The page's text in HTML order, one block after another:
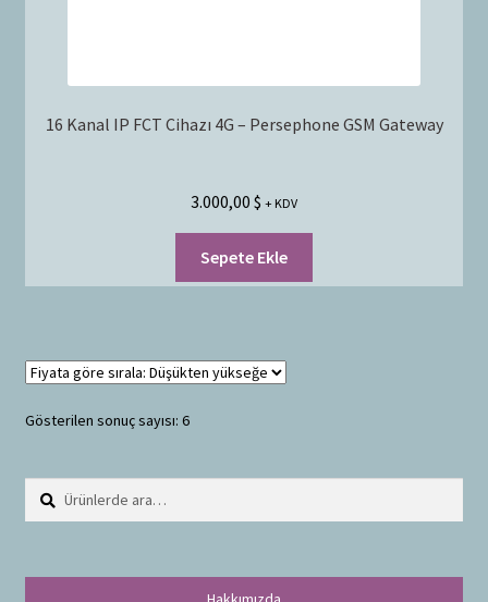
16 Kanal IP FCT Cihazı 4G – Persephone GSM Gateway
3.000,00 $ + KDV
Sepete Ekle
Gösterilen sonuç sayısı: 6
Ara: